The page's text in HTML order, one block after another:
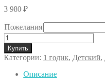
3 980 ₽
Пожелания
Количество
товара
Сет
№5.518
Купить
Категории: 1 годик, Детский,
Описание